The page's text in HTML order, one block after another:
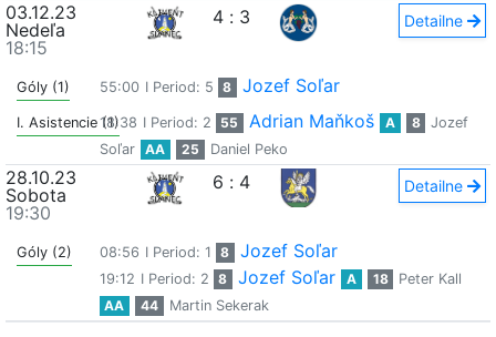
03.12.23
Nedeľa
18:15
4 : 3 Detailne
Góly (1) 55:00 I Period: 5 8 Jozef Soľar
I. Asistencie (1)18:38 I Period: 2 55 Adrian Maňkoš A 8
Jozef
Soľar
AA 25 Daniel Peko
28.10.23
Sobota
19:30
6 : 4 Detailne
Góly (2) 08:56 I Period: 1 8 Jozef Soľar
19:12 I Period: 2 8 Jozef Soľar A 18
Peter Kall
AA
44 Martin Sekerak